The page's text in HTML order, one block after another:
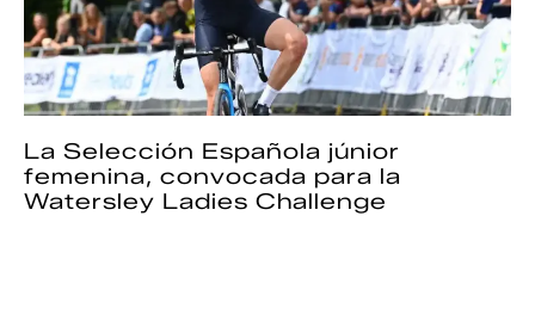
La Selección Española júnior
femenina, convocada para la
Watersley Ladies Challenge